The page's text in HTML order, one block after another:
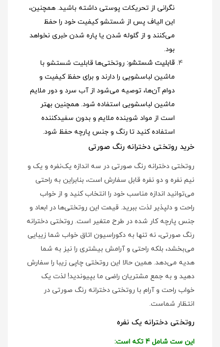
نگرانی از تحریکات پوستی داشته باشید. همچنین،
این الیاف پس از شستشو کیفیت خود را حفظ
می‌کنند و از گلوله شدن یا پاره شدن خبری نخواهد
بود.
قابلیت شستشو: روتختی‌ها قابلیت شستشو با
ماشین لباسشویی را دارند و برای حفظ کیفیت و
دوام آن‌ها، توصیه می‌شود از آب سرد و دور ملایم
ماشین لباسشویی استفاده شود. همچنین بهتر
است از مواد شوینده ملایم و بدون سفیدکننده
استفاده کنید تا رنگ و جنس پارچه حفظ شود.
خرید روتختی دخترانه رنگ صورتی
روتختی دخترانه رنگ صورتی در سه اندازه یک‌نفره و یک و
نیم نفره و دو نفره قابل سفارش است، بنابراین به راحتی
می‌توانید اندازه مناسب خود را انتخاب کنید و از خواب
راحت و دلپذیر لذت ببرید. قیمت این روتختی‌ها در ابعاد و
جنس پارچه کار شده در طرح متغیر است. روتختی دخترانه
رنگ صورتی، نه تنها به دکوراسیون اتاق خواب شما زیبایی
می‌بخشد، بلکه راحتی و آرامش بیشتری را نیز به شما
هدیه می‌دهد. همین حالا این روتختی چاپی زیبا را سفارش
دهید و به جمع مشتریان راضی ما بپیوندید! لذت یک
خواب راحت و آرام با روتختی دخترانه رنگ صورتی در
انتظار شماست.
روتختی دخترانه یک نفره
این ست شامل 4 تکه است: